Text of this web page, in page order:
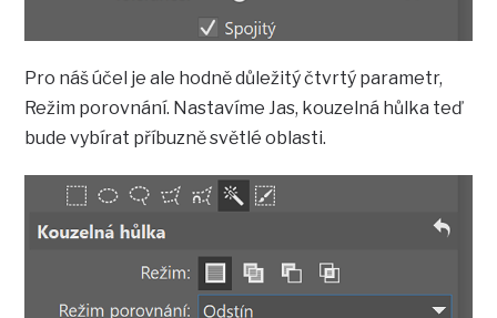
Pro náš účel je ale hodně důležitý čtvrtý parametr,
Režim porovnání. Nastavíme Jas, kouzelná hůlka teď
bude vybírat příbuzně světlé oblasti.